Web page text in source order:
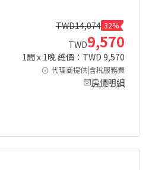
TWD14,074 32%
TWD9,570
1間 x 1晚 總價：TWD 9,570
代理商提供|含稅服務費
房價明細